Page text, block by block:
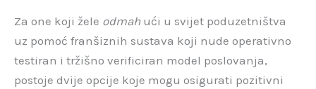
Za one koji žele odmah ući u svijet poduzetništva
uz pomoć franšiznih sustava koji nude operativno
testiran i tržišno verificiran model poslovanja,
postoje dvije opcije koje mogu osigurati pozitivni